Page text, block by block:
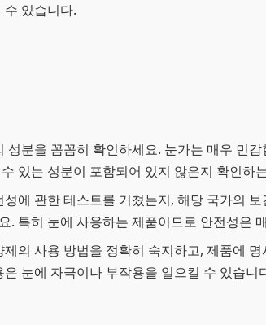
수 있습니다.
성분을 꼼꼼히 확인하세요. 눈가는 매우 민
있는 성분이 포함되어 있지 않은지 확인하
성에 관한 테스트를 거쳤는지, 해당 국가의
. 특히 눈에 사용하는 제품이므로 안전성은
제의 사용 방법을 정확히 숙지하고, 제품에
눈에 자극이나 부작용을 일으킬 수 있습니